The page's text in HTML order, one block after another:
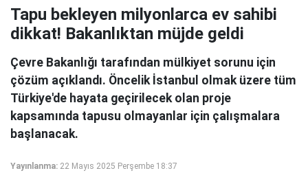
Tapu bekleyen milyonlarca ev sahibi
dikkat! Bakanlıktan müjde geldi
Çevre Bakanlığı tarafından mülkiyet sorunu için
çözüm açıklandı. Öncelik İstanbul olmak üzere tüm
Türkiye'de hayata geçirilecek olan proje
kapsamında tapusu olmayanlar için çalışmalara
başlanacak.
Yayınlanma: 22 Mayıs 2025 Perşembe 18:37